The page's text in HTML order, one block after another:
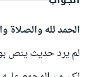
الحمد لله والصلاة
لم يرد حديث ينص